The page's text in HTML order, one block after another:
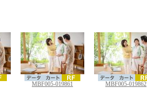
MBF005-019861 MBF005-019862